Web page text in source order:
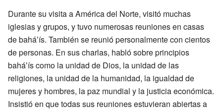
Durante su visita a América del Norte, visitó muchas
iglesias y grupos, y tuvo numerosas reuniones en casas
de baháʼís. También se reunió personalmente con cientos
de personas. En sus charlas, habló sobre principios
baháʼís como la unidad de Dios, la unidad de las
religiones, la unidad de la humanidad, la igualdad de
mujeres y hombres, la paz mundial y la justicia económica.
Insistió en que todas sus reuniones estuvieran abiertas a